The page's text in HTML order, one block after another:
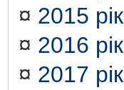
¤ 2015 рік
¤ 2016 рік
¤ 2017 рік